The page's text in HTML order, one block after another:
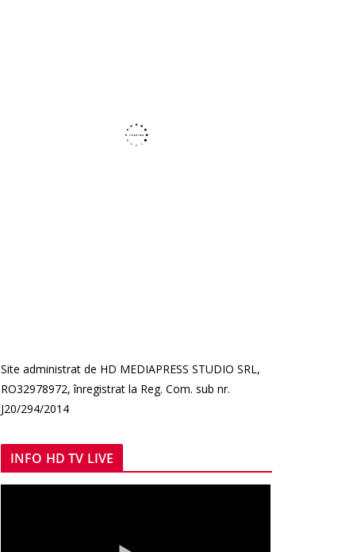
Site administrat de HD MEDIAPRESS STUDIO SRL,
RO32978972, înregistrat la Reg. Com. sub nr.
J20/294/2014
INFO HD TV LIVE